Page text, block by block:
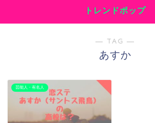
トレンドポップ
― TAG ―
あすか
芸能人・有名人